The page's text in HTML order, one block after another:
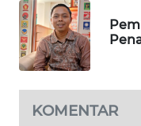
KOMENTAR